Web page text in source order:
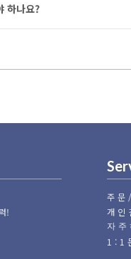
하나요?
!
주
개인
자
1:1